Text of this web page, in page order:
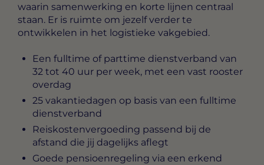
waarin samenwerking en korte lijnen centraal
staan. Er is ruimte om jezelf verder te
ontwikkelen in het logistieke vakgebied.
Een fulltime of parttime dienstverband van
32 tot 40 uur per week, met een vast rooster
overdag
25 vakantiedagen op basis van een fulltime
dienstverband
Reiskostenvergoeding passend bij de
afstand die jij dagelijks aflegt
Goede pensioenregeling via een erkend